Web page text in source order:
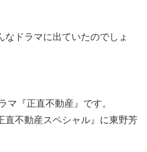
なドラマに出ていたのでしょ
マ『正直不動産』です。
直不動産スペシャル』に東野芳